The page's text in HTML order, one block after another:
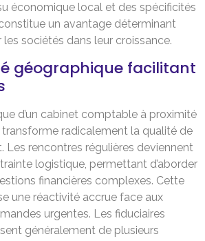
économique local et des spécificités
un avantage déterminant
sociétés dans leur croissance.
géographique facilitant
d’un cabinet comptable à proximité
radicalement la qualité de
Les rencontres régulières deviennent
logistique, permettant d’aborder
financières complexes. Cette
une réactivité accrue face aux
urgentes. Les fiduciaires
généralement de plusieurs